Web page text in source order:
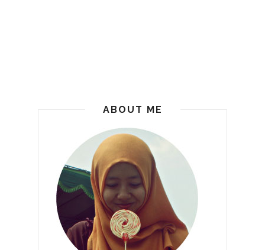
ABOUT ME